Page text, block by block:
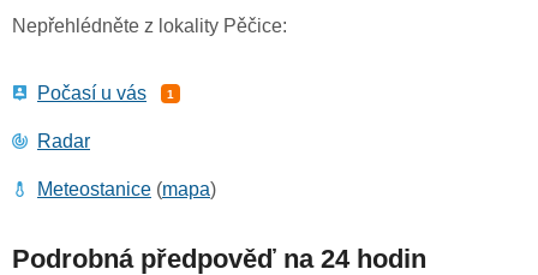
Nepřehlédněte z lokality Pěčice:
Počasí u vás 1
Radar
Meteostanice (mapa)
Podrobná předpověď na 24 hodin